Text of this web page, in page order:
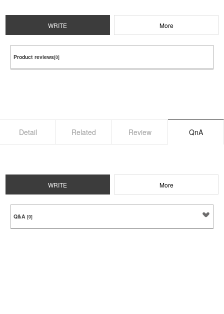
WRITE More
Product reviews[0]
Detail Related Review QnA
WRITE More
Q&A [0]